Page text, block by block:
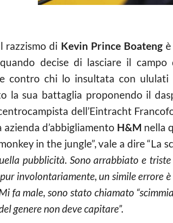
razzismo di Kevin Prince Boatengè
decise di lasciare il
contro chi lo insultata con
la sua battaglia proponendo il
dell’Eintracht
d’abbigliamento H&M nella
in the jungle”, vale a dire “La
pubblicità. Sono arrabbiato e
involontariamente, un simile errore
fa male, sono stato chiamato
genere non deve capitare”.